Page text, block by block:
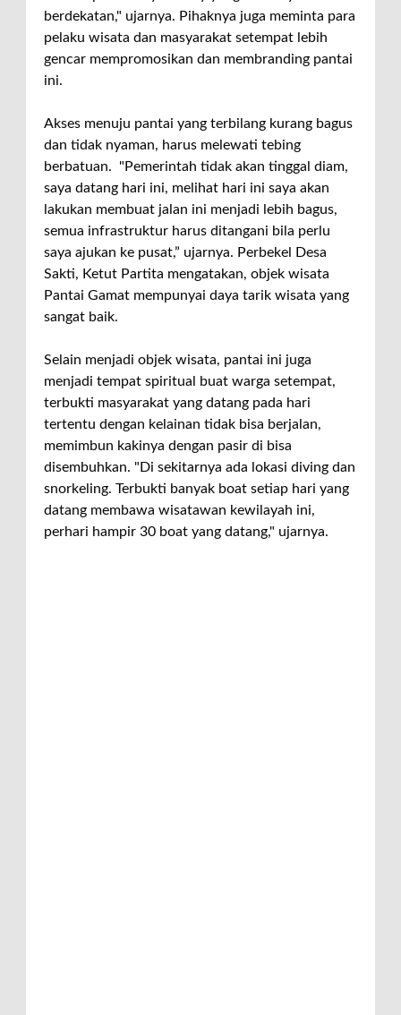
berdekatan," ujarnya. Pihaknya juga meminta para
pelaku wisata dan masyarakat setempat lebih
gencar mempromosikan dan membranding pantai
ini.
Akses menuju pantai yang terbilang kurang bagus
dan tidak nyaman, harus melewati tebing
berbatuan. "Pemerintah tidak akan tinggal diam,
saya datang hari ini, melihat hari ini saya akan
lakukan membuat jalan ini menjadi lebih bagus,
semua infrastruktur harus ditangani bila perlu
saya ajukan ke pusat,” ujarnya. Perbekel Desa
Sakti, Ketut Partita mengatakan, objek wisata
Pantai Gamat mempunyai daya tarik wisata yang
sangat baik.
Selain menjadi objek wisata, pantai ini juga
menjadi tempat spiritual buat warga setempat,
terbukti masyarakat yang datang pada hari
tertentu dengan kelainan tidak bisa berjalan,
memimbun kakinya dengan pasir di bisa
disembuhkan. "Di sekitarnya ada lokasi diving dan
snorkeling. Terbukti banyak boat setiap hari yang
datang membawa wisatawan kewilayah ini,
perhari hampir 30 boat yang datang," ujarnya.